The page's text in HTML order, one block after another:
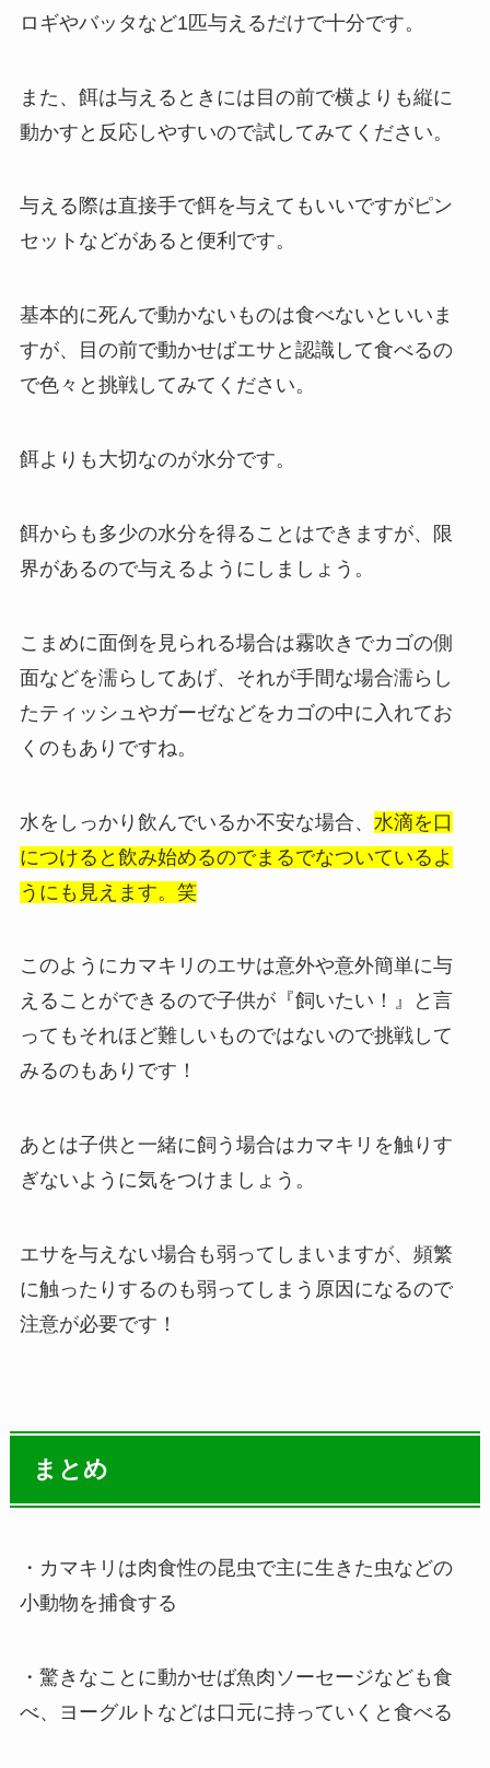
ロギやバッタなど1匹与えるだけで十分です。
また、餌は与えるときには目の前で横よりも縦に
動かすと反応しやすいので試してみてください。
与える際は直接手で餌を与えてもいいですがピン
セットなどがあると便利です。
基本的に死んで動かないものは食べないといいま
すが、目の前で動かせばエサと認識して食べるの
で色々と挑戦してみてください。
餌よりも大切なのが水分です。
餌からも多少の水分を得ることはできますが、限
界があるので与えるようにしましょう。
こまめに面倒を見られる場合は霧吹きでカゴの側
面などを濡らしてあげ、それが手間な場合濡らし
たティッシュやガーゼなどをカゴの中に入れてお
くのもありですね。
水をしっかり飲んでいるか不安な場合、 水滴を口
につけると飲み始めるのでまるでなついているよ
うにも見えます。笑
このようにカマキリのエサは意外や意外簡単に与
えることができるので子供が『飼いたい！』と言
ってもそれほど難しいものではないので挑戦して
みるのもありです！
あとは子供と一緒に飼う場合はカマキリを触りす
ぎないように気をつけましょう。
エサを与えない場合も弱ってしまいますが、 頻繁
に触ったりするのも弱ってしまう原因になるので
注意が必要です！
まとめ
・カマキリは肉食性の昆虫で主に生きた虫などの
小動物を捕食する
・驚きなことに動かせば魚肉ソーセージなども食
べ、ヨーグルトなどは口元に持っていくと食べる